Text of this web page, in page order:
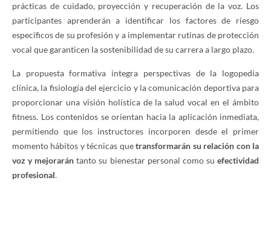
prácticas de cuidado, proyección y recuperación de la voz. Los
participantes aprenderán a identificar los factores de riesgo
específicos de su profesión y a implementar rutinas de protección
vocal que garanticen la sostenibilidad de su carrera a largo plazo.
La propuesta formativa integra perspectivas de la logopedia
clínica, la fisiología del ejercicio y la comunicación deportiva para
proporcionar una visión holística de la salud vocal en el ámbito
fitness. Los contenidos se orientan hacia la aplicación inmediata,
permitiendo que los instructores incorporen desde el primer
momento hábitos y técnicas quetransformarán su relación con la
voz y mejorarán tanto su bienestar personal como suefectividad
profesional.